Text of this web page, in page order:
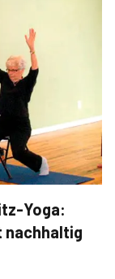
Yoga:
nachhaltig